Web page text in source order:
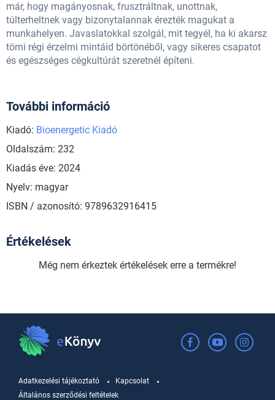
már, hogy magányosnak, frusztráltnak, unottnak,
túlterheltnek vagy bizonytalannak érezték magukat a
munkahelyen. Javaslatokkal szolgál, mit tegyél, ha ki akarsz
törni régi érzelmi mintáid börtönéből, vagy sikeres csapatot
és egészséges cégkultúrát szeretnél építeni.
További információ
Kiadó: Bioenergetic Kiadó
Oldalszám: 232
Kiadás éve: 2024
Nyelv: magyar
ISBN / azonosító: 9789632916415
Értékelések
Még nem érkeztek értékelések erre a termékre!
Adatkezelési tájékoztató
Kapcsolat
Általános szerződési feltételek